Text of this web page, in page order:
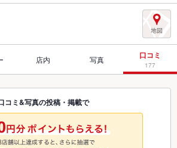
店内 写真 口コミ
177
コミ&写真の投稿・掲載で